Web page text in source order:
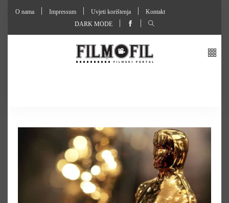
O nama Impressum Uvjeti korištenja
Kontakt
DARK MODE